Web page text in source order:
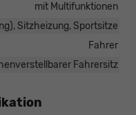
mit Multifunktionen
Sitzheizung, Sportsitze
Fahrer
Fahrersitz